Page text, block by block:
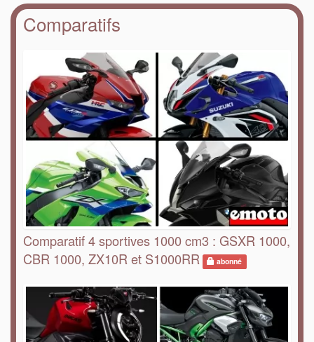
Comparatifs
Comparatif 4 sportives 1000 cm3 : GSXR 1000,
CBR 1000, ZX10R et S1000RR
abonné